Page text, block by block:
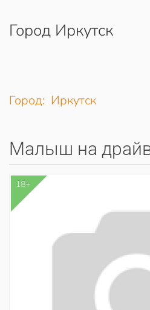
Перейти к содержимому
Город Иркутск
Город: Иркутск
Малыш на
18+